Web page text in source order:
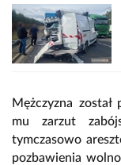
Mężczyzna
mu zarzut
tymczasowo
pozbawienia